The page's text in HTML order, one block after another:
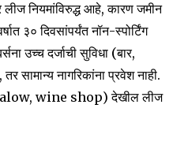
नियमांविरुद्ध आहे, कारण जमीन
३० दिवसांपर्यंत नॉन-स्पोर्टिंग
उच्च दर्जाची सुविधा (बार,
सामान्य नागरिकांना प्रवेश नाही.
wine shop) देखील लीज